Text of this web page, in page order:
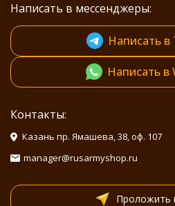
Написать в мессенджеры:
Написать в
Написать в
Контакты:
Казань пр. Ямашева, 38, оф. 107
manager@rusarmyshop.ru
Проложить